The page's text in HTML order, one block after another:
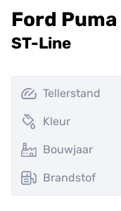
Ford Puma
ST-Line
Tellerstand
Kleur
Bouwjaar
Brandstof